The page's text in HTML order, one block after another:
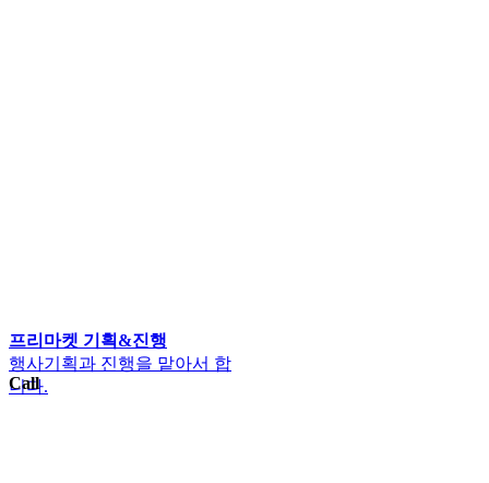
프리마켓 기획&진행
행사기획과 진행을 맡아서 합
니다.
Call